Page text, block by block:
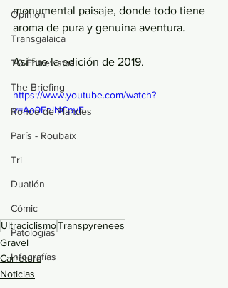
Opinión
Transgalaica
TG Entrevistas
The Briefing
Ronde de Flandes
París - Roubaix
Tri
Duatlón
Cómic
Patologías
Infografías
monumental paisaje, donde todo tiene
aroma de pura y genuina aventura.
Así fue la edición de 2019.
https://www.youtube.com/watch?
v=Ao9EqlNCpyE
UltraciclismoTranspyrenees
Gravel
Carretera
Noticias